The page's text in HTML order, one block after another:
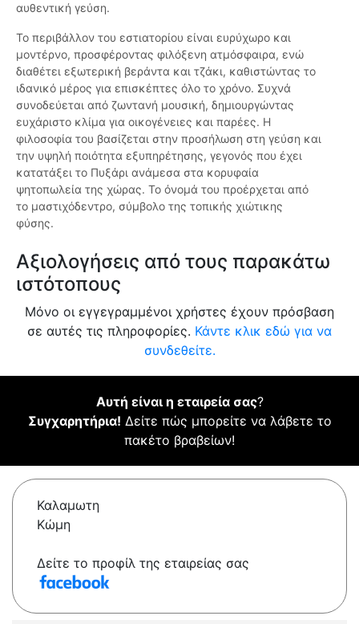
αυθεντική γεύση.
Το περιβάλλον του εστιατορίου είναι ευρύχωρο και
μοντέρνο, προσφέροντας φιλόξενη ατμόσφαιρα, ενώ
διαθέτει εξωτερική βεράντα και τζάκι, καθιστώντας το
ιδανικό μέρος για επισκέπτες όλο το χρόνο. Συχνά
συνοδεύεται από ζωντανή μουσική, δημιουργώντας
ευχάριστο κλίμα για οικογένειες και παρέες. Η
φιλοσοφία του βασίζεται στην προσήλωση στη γεύση και
την υψηλή ποιότητα εξυπηρέτησης, γεγονός που έχει
κατατάξει το Πυξάρι ανάμεσα στα κορυφαία
ψητοπωλεία της χώρας. Το όνομά του προέρχεται από
το μαστιχόδεντρο, σύμβολο της τοπικής χιώτικης
φύσης.
Αξιολογήσεις από τους παρακάτω
ιστότοπους
Μόνο οι εγγεγραμμένοι χρήστες έχουν πρόσβαση
σε αυτές τις πληροφορίες. Κάντε κλικ εδώ για να
συνδεθείτε.
Αυτή είναι η εταιρεία σας?
Συγχαρητήρια! Δείτε πώς μπορείτε να λάβετε το
πακέτο βραβείων!
Καλαμωτη
Κώμη
Δείτε το προφίλ της εταιρείας σας